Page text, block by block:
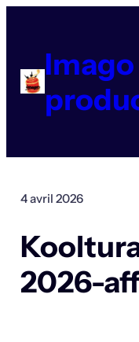
contenu
4 avril 2026
2026-